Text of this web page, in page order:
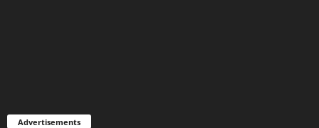
Advertisements